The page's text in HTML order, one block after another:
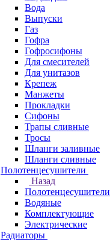
Вода
Выпуски
Газ
Гофра
Гофросифоны
Для смесителей
Для унитазов
Крепеж
Манжеты
Прокладки
Сифоны
Трапы сливные
Тросы
Шланги заливные
Шланги сливные
Полотенцесушители
Назад
Полотенцесушители
Водяные
Комплектующие
Электрические
Радиаторы